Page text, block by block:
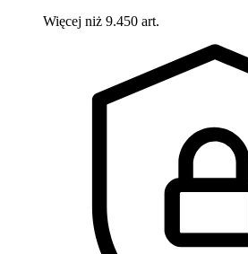
Więcej niż 9.450 art.